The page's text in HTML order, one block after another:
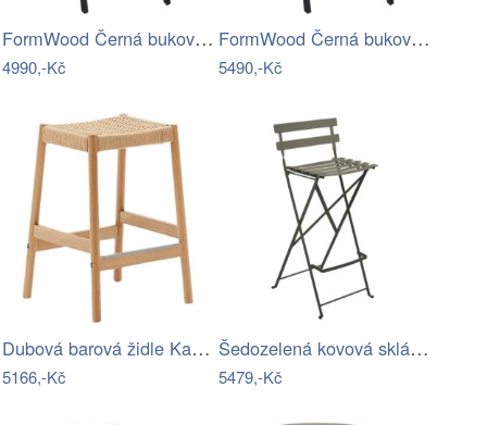
FormWood Černá buková barová židle…
4990,-Kč
FormWood Černá buková barová židle…
5490,-Kč
Dubová barová židle Kave Home Yalia s…
5166,-Kč
Šedozelená kovová skládací barová židle…
5479,-Kč